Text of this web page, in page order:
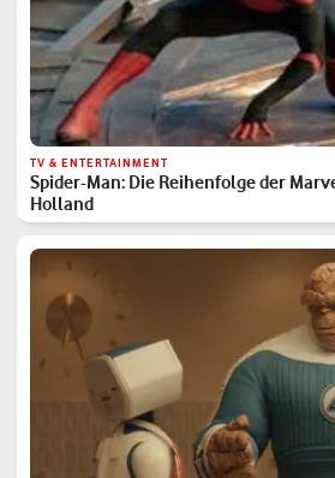
TV & ENTERTAINMENT
Spider-Man: Die Reihenfolge der
Holland